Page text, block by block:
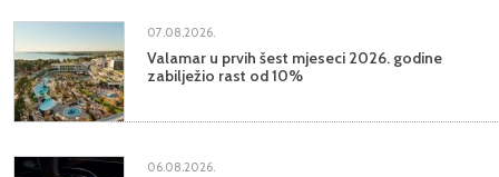
07.08.2026.
Valamar u prvih šest mjeseci 2026. godine
zabilježio rast od 10%
06.08.2026.